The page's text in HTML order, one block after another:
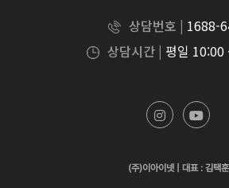
상담번호 | 1688-
상담시간 | 평일 10:00
(주)이아이넷 | 대표 : 김택훈